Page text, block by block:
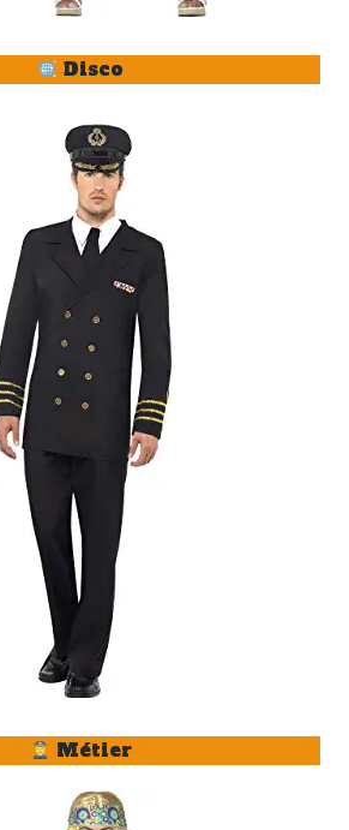
Disco
Métier